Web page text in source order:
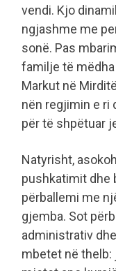
vendi. Kjo
ngjashme me
sonë. Pas
familje të
Markut në
nën regjimin e ri
për të shpëtuar
​Natyrisht,
pushkatimit dhe
përballemi me
gjemba. Sot
administrativ
mbetet në thelb: